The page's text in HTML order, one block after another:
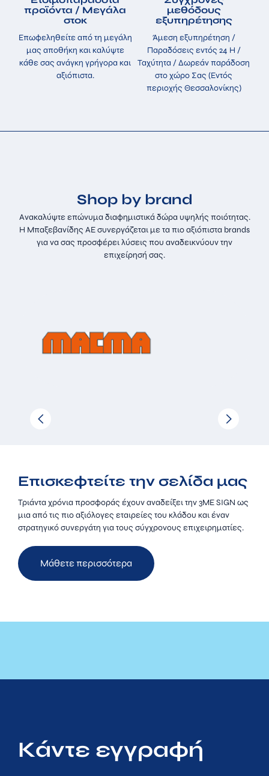
προϊόντα / Μεγάλα
στοκ
Επωφεληθείτε από τη μεγάλη
μας αποθήκη και καλύψτε
κάθε σας ανάγκη γρήγορα και
αξιόπιστα.
μεθόδους
εξυπηρέτησης
Άμεση εξυπηρέτηση /
Παραδόσεις εντός 24 H /
Ταχύτητα / Δωρεάν παράδοση
στο χώρο Σας (Εντός
περιοχής Θεσσαλονίκης)
Shop by brand
Ανακαλύψτε επώνυμα διαφημιστικά δώρα υψηλής ποιότητας.
Η Μπαξεβανίδης ΑΕ συνεργάζεται με τα πιο αξιόπιστα brands
για να σας προσφέρει λύσεις που αναδεικνύουν την
επιχείρησή σας.
Επισκεφτείτε την σελίδα μας
Τριάντα χρόνια προσφοράς έχουν αναδείξει την 3ΜΕ SIGN ως
μια από τις πιο αξιόλογες εταιρείες του κλάδου και έναν
στρατηγικό συνεργάτη για τους σύγχρονους επιχειρηματίες.
Μάθετε περισσότερα
Κάντε εγγραφή